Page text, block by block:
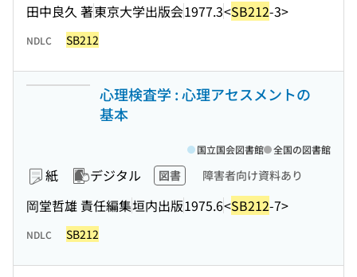
田中良久 著東京大学出版会1977.3<SB212-3>
NDLC SB212
心理検査学 : 心理アセスメントの
基本
紙 デジタル 図書 障害者向け資料あり
岡堂哲雄 責任編集垣内出版1975.6<SB212-7>
国立国会図書館 全国の図書館
NDLC SB212